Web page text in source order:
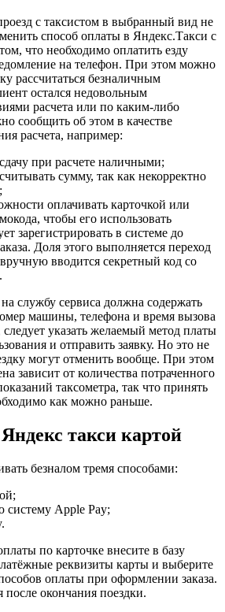
с таксистом в выбранный вид не
способ оплаты в Яндекс.Такси с
что необходимо оплатить езду
на телефон. При этом можно
рассчитаться безналичным
остался недовольным
расчета или по каким-либо
сообщить об этом в качестве
расчета, например:
при расчете наличными;
сумму, так как некорректно
оплачивать карточкой или
чтобы его использовать
зарегистрировать в системе до
Доля этого выполняется переход
вводится секретный код со
службу сервиса должна содержать
машины, телефона и время вызова
указать желаемый метод платы
и отправить заявку. Но это не
могут отменить вообще. При этом
зависит от количества потраченного
таксометра, так что принять
как можно раньше.
такси картой
безналом тремя способами:
систему Apple Pay;
по карточке внесите в базу
реквизиты карты и выберите
оплаты при оформлении заказа.
окончания поездки.